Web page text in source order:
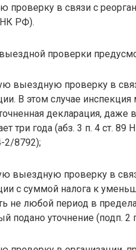
проверку в связи с
НК РФ).
проверки
выездную проверку в
В этом случае
декларация, даже
три года (абз. 3 п. 4 ст.
2/8792);
выездную проверку в
с суммой налога к
не любой период в
подано уточнение (подп. 2